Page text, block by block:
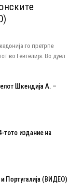
го претрпе
во Гевгелија. Во дуел
Шкендија А. –
тото издание на
Португалија (ВИДЕО)